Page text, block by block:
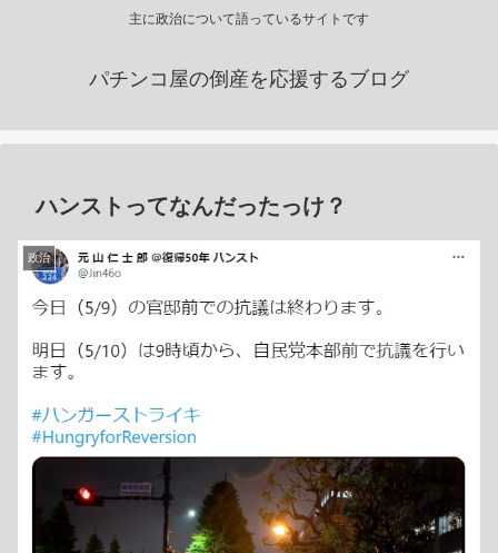
主に政治について語っているサイトです
パチンコ屋の倒産を応援するブログ
ハンストってなんだったっけ？
政治